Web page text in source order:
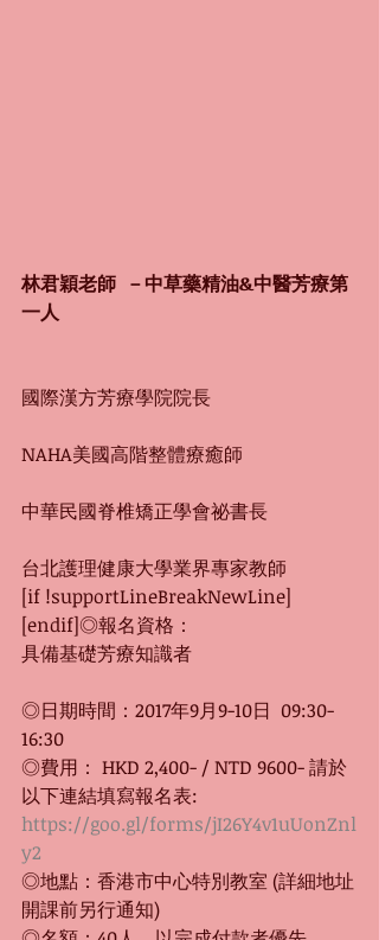
林君穎老師  －中草藥精油&中醫芳療第
一人
國際漢方芳療學院院長
NAHA美國高階整體療癒師
中華民國脊椎矯正學會祕書長
台北護理健康大學業界專家教師
[if !supportLineBreakNewLine]
[endif]◎報名資格：
具備基礎芳療知識者
◎日期時間：2017年9月9-10日  09:30-
16:30
◎費用： HKD 2,400- / NTD 9600- 請於
以下連結填寫報名表:
https://goo.gl/forms/jI26Y4v1uUonZnl
y2
◎地點：香港市中心特別教室 (詳細地址
開課前另行通知)